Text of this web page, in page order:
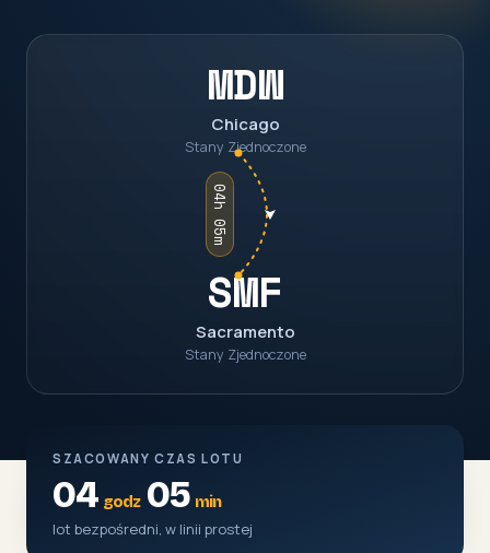
MDW
Chicago
Stany Zjednoczone
04h 05m
SMF
Sacramento
Stany Zjednoczone
SZACOWANY CZAS LOTU
04 godz05 min
lot bezpośredni, w linii prostej